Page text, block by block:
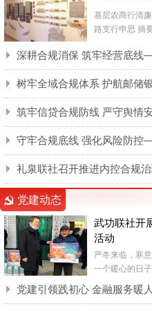
基层农商行清廉金融
路支行申思 摘要：强化清廉金融文化建设是金融业贯彻国
树牢全域合规体系 护航邮储
礼泉联社召开推进内控合规
党建动态
武功联社开
活动
严冬来临，寒
一个暖心的日
镇大东村，给
为群众送...